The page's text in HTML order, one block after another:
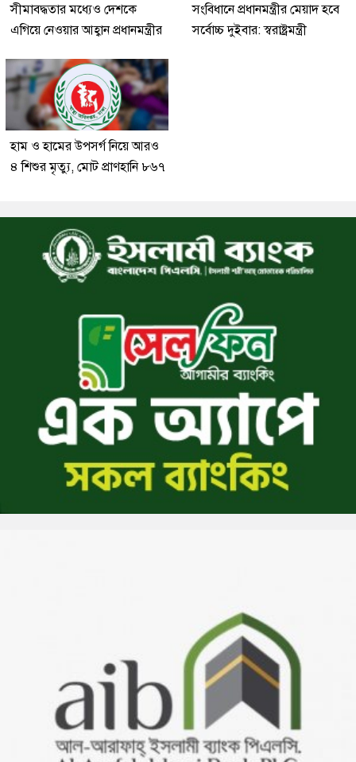
সীমাবদ্ধতার মধ্যেও দেশকে
এগিয়ে নেওয়ার আহ্বান প্রধানমন্ত্রীর
সংবিধানে প্রধানমন্ত্রীর মেয়াদ হবে
সর্বোচ্চ দুইবার: স্বরাষ্ট্রমন্ত্রী
হাম ও হামের উপসর্গ নিয়ে আরও
৪ শিশুর মৃত্যু, মোট প্রাণহানি ৮৬৭